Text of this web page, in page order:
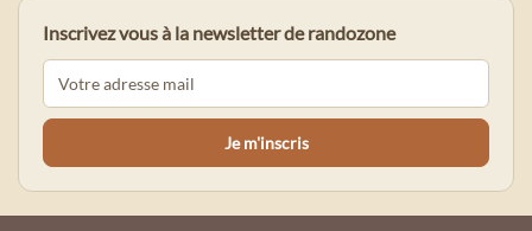
Inscrivez vous à la newsletter de randozone